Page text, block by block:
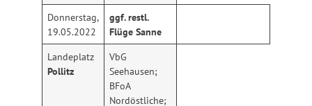
Donnerstag,
19.05.2022
ggf. restl.
Flüge Sanne
Landeplatz
Pollitz
VbG
Seehausen;
BFoA
Nordöstliche;